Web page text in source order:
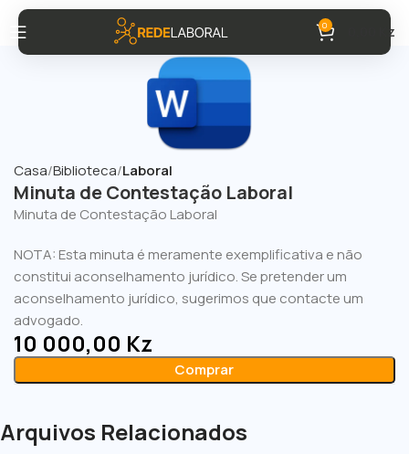
0 Kz
Casa Biblioteca Laboral
Minuta de Contestação Laboral
Minuta de Contestação Laboral
NOTA: Esta minuta é meramente exemplificativa e não
constitui aconselhamento jurídico. Se pretender um
aconselhamento jurídico, sugerimos que contacte um
advogado.
10 000,00 Kz
Comprar
Arquivos Relacionados